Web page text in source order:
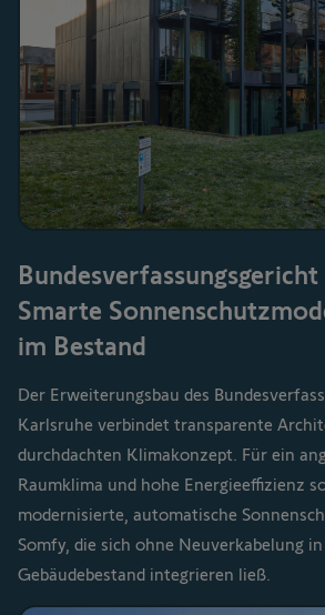
Smarte
im Bestand
Der Erweiterungsbau des
Karlsruhe verbindet transparente
durchdachten Klimakonzept. Für ein
Raumklima und hohe Energieeffizienz
modernisierte, automatische
Somfy, die sich ohne Neuverkabelung in
Gebäudebestand integrieren ließ.